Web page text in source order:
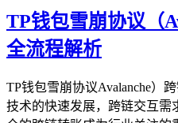
TP钱包雪崩协议（
全流程解析
TP钱包雪崩协议Avalanche）
技术的快速发展，跨链交互需